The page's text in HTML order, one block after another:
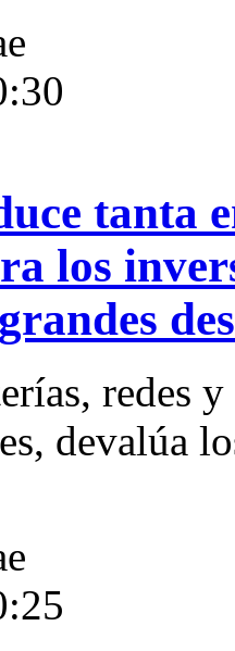
tanta
los
redes
devalúa